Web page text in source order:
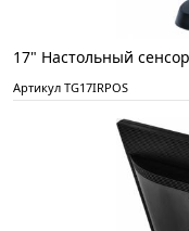
17" Настольный
Артикул TG17IRPOS